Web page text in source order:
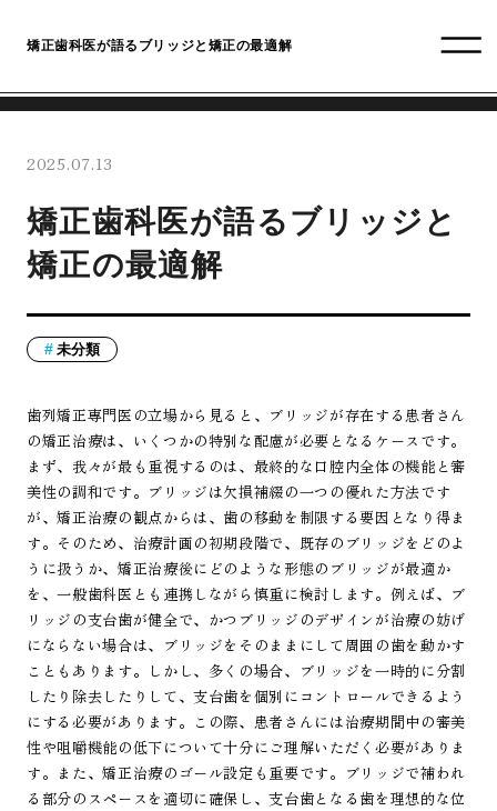
矯正歯科医が語るブリッジと矯正の最適解
2025.07.13
矯正歯科医が語るブリッジと
矯正の最適解
未分類
歯列矯正専門医の立場から見ると、ブリッジが存在する患者さん
の矯正治療は、いくつかの特別な配慮が必要となるケースです。
まず、我々が最も重視するのは、最終的な口腔内全体の機能と審
美性の調和です。ブリッジは欠損補綴の一つの優れた方法です
が、矯正治療の観点からは、歯の移動を制限する要因となり得ま
す。そのため、治療計画の初期段階で、既存のブリッジをどのよ
うに扱うか、矯正治療後にどのような形態のブリッジが最適か
を、一般歯科医とも連携しながら慎重に検討します。例えば、ブ
リッジの支台歯が健全で、かつブリッジのデザインが治療の妨げ
にならない場合は、ブリッジをそのままにして周囲の歯を動かす
こともあります。しかし、多くの場合、ブリッジを一時的に分割
したり除去したりして、支台歯を個別にコントロールできるよう
にする必要があります。この際、患者さんには治療期間中の審美
性や咀嚼機能の低下について十分にご理解いただく必要がありま
す。また、矯正治療のゴール設定も重要です。ブリッジで補われ
る部分のスペースを適切に確保し、支台歯となる歯を理想的な位